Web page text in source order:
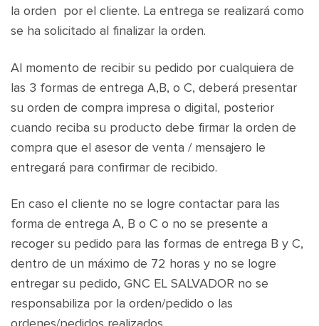
la orden por el cliente. La entrega se realizará como
se ha solicitado al finalizar la orden.
Al momento de recibir su pedido por cualquiera de
las 3 formas de entrega A,B, o C, deberá presentar
su orden de compra impresa o digital, posterior
cuando reciba su producto debe firmar la orden de
compra que el asesor de venta / mensajero le
entregará para confirmar de recibido.
En caso el cliente no se logre contactar para las
forma de entrega A, B o C o no se presente a
recoger su pedido para las formas de entrega B y C,
dentro de un máximo de 72 horas y no se logre
entregar su pedido, GNC EL SALVADOR no se
responsabiliza por la orden/pedido o las